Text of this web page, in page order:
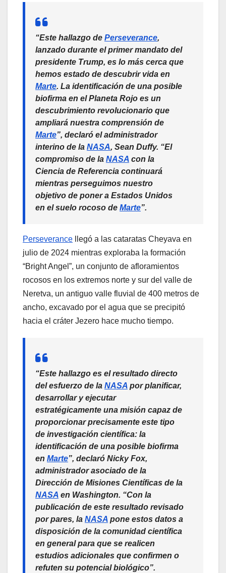
“Este hallazgo de Perseverance,
lanzado durante el primer mandato del
presidente Trump, es lo más cerca que
hemos estado de descubrir vida en
Marte. La identificación de una posible
biofirma en el Planeta Rojo es un
descubrimiento revolucionario que
ampliará nuestra comprensión de
Marte”, declaró el administrador
interino de la NASA, Sean Duffy. “El
compromiso de la NASA con la
Ciencia de Referencia continuará
mientras perseguimos nuestro
objetivo de poner a Estados Unidos
en el suelo rocoso de Marte”.
Perseverance llegó a las cataratas Cheyava en
julio de 2024 mientras exploraba la formación
“Bright Angel”, un conjunto de afloramientos
rocosos en los extremos norte y sur del valle de
Neretva, un antiguo valle fluvial de 400 metros de
ancho, excavado por el agua que se precipitó
hacia el cráter Jezero hace mucho tiempo.
“Este hallazgo es el resultado directo
del esfuerzo de la NASA por planificar,
desarrollar y ejecutar
estratégicamente una misión capaz de
proporcionar precisamente este tipo
de investigación científica: la
identificación de una posible biofirma
en Marte”, declaró Nicky Fox,
administrador asociado de la
Dirección de Misiones Científicas de la
NASA en Washington. “Con la
publicación de este resultado revisado
por pares, la NASA pone estos datos a
disposición de la comunidad científica
en general para que se realicen
estudios adicionales que confirmen o
refuten su potencial biológico”.